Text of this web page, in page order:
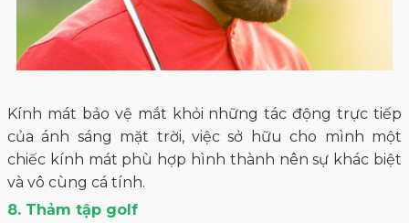
Kính mát bảo vệ mắt khỏi những tác động trực tiếp
của ánh sáng mặt trời, việc sở hữu cho mình một
chiếc kính mát phù hợp hình thành nên sự khác biệt
và vô cùng cá tính.
8. Thảm tập golf